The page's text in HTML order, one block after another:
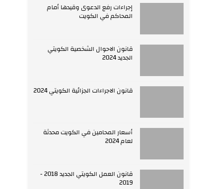
إجراءات رفع الدعوى وقيدها أمام
المحاكم في الكويت
قانون الاحوال الشخصية الكويتي
الجديد 2024
قانون الاجراءات الجزائية الكويتي 2024
أسعار المحامين في الكويت محدثة
لعام 2024
قانون العمل الكويتي الجديد 2018 -
2019